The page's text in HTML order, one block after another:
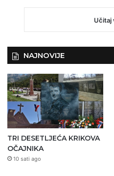
Učitaj
NAJNOVIJE
TRI DESETLJEĆA KRIKOVA
OČAJNIKA
10 sati ago